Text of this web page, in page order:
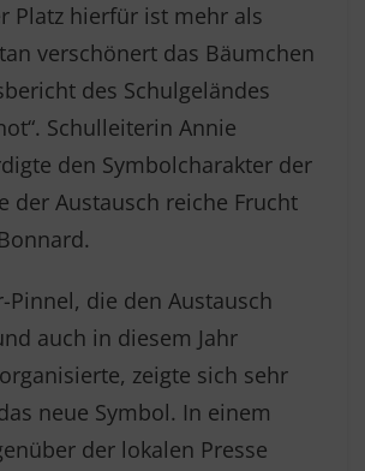
Platz hierfür ist mehr als
verschönert das Bäumchen
des Schulgeländes
Schulleiterin Annie
den Symbolcharakter der
der Austausch reiche Frucht
Pinnel, die den Austausch
auch in diesem Jahr
zeigte sich sehr
neue Symbol. In einem
der lokalen Presse